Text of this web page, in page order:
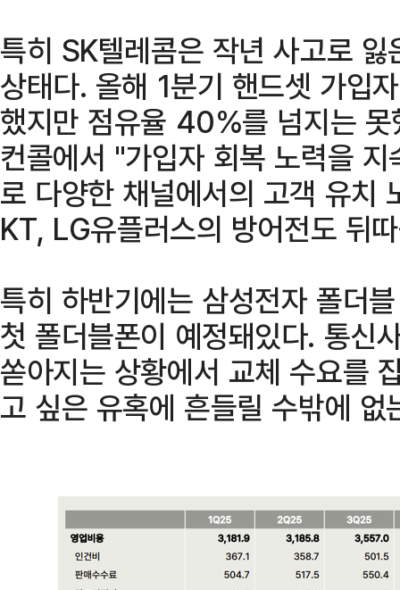
특히 SK텔레콤은 작년 사고로
상태다. 올해 1분기 핸드셋 가
했지만 점유율 40%를 넘지는
컨콜에서 "가입자 회복 노력을
로 다양한 채널에서의 고객 유치
KT, LG유플러스의 방어전도 뒤
특히 하반기에는 삼성전자 폴더
첫 폴더블폰이 예정돼있다. 통신
쏟아지는 상황에서 교체 수요를
고 싶은 유혹에 흔들릴 수밖에 없